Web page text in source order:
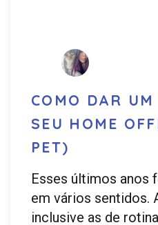
COMO DAR
SEU HOME
PET)
Esses últimos anos
em vários sentidos.
inclusive as de